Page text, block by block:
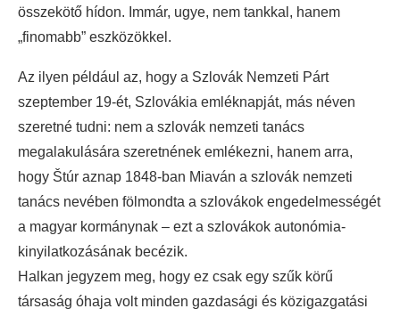
összekötő hídon. Immár, ugye, nem tankkal, hanem
„finomabb” eszközökkel.
Az ilyen például az, hogy a Szlovák Nemzeti Párt
szeptember 19-ét, Szlovákia emléknapját, más néven
szeretné tudni: nem a szlovák nemzeti tanács
megalakulására szeretnének emlékezni, hanem arra,
hogy Štúr aznap 1848-ban Miaván a szlovák nemzeti
tanács nevében fölmondta a szlovákok engedelmességét
a magyar kormánynak – ezt a szlovákok autonómia-
kinyilatkozásának becézik.
Halkan jegyzem meg, hogy ez csak egy szűk körű
társaság óhaja volt minden gazdasági és közigazgatási